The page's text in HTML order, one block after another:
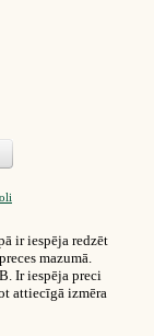
ir iespēja redzēt
mazumā.
Ir iespēja preci
attiecīgā izmēra